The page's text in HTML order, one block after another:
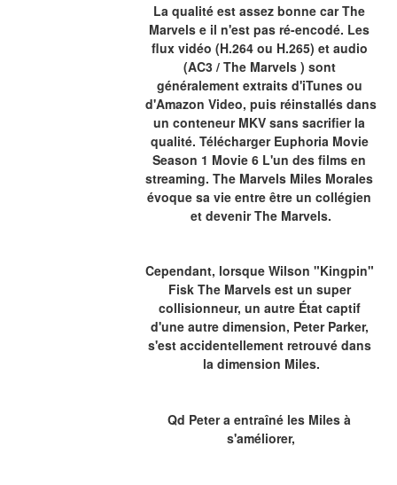
La qualité est assez bonne car The
Marvels e il n'est pas ré-encodé. Les
flux vidéo (H.264 ou H.265) et audio
(AC3 / The Marvels ) sont
généralement extraits d'iTunes ou
d'Amazon Video, puis réinstallés dans
un conteneur MKV sans sacrifier la
qualité. Télécharger Euphoria Movie
Season 1 Movie 6 L'un des films en
streaming. The Marvels Miles Morales
évoque sa vie entre être un collégien
et devenir The Marvels.
Cependant, lorsque Wilson "Kingpin"
Fisk The Marvels est un super
collisionneur, un autre État captif
d'une autre dimension, Peter Parker,
s'est accidentellement retrouvé dans
la dimension Miles.
Qd Peter a entraîné les Miles à
s'améliorer,